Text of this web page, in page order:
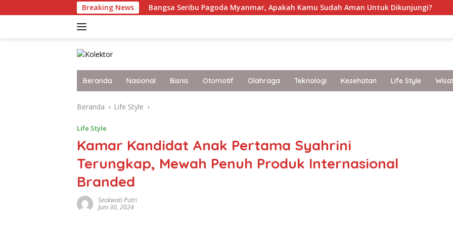
ke
Breaking News
Bangsa Seribu Pagoda Myanmar, Apakah Kamu Sudah Aman Untuk Dikunjungi?
Beranda Nasional Bisnis Otomotif Olahraga Teknologi Kesehatan Life Style
Beranda Life Style
Life Style
Kamar Kandidat Anak Pertama Syahrini
Terungkap, Mewah Penuh Produk Internasional
Branded
Seokwati Putri
Juni 30, 2024